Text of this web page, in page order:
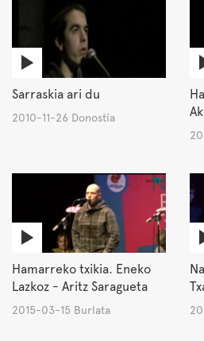
Sarraskia ari du
2010-11-26 Donostia
Hamarreko txikia. Eneko
Lazkoz - Aritz Saragueta
2015-03-15 Burlata